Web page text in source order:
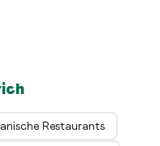
Restaurants